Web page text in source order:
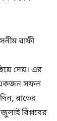
রাফী
দেয়। এর
একজন সফল
রাতের
বিপ্লবের